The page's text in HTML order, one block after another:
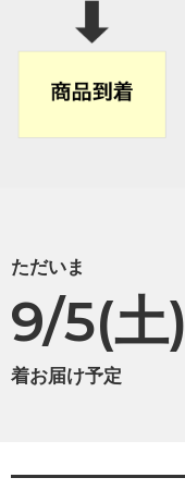
ただいま
9/5(土)
着お届け予定